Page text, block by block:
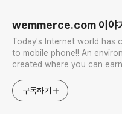
wemmerce.com 이야
Today's Internet world has
to mobile phone!! An
created where you can
competition. Now let’s turn
You can enter
구독하기